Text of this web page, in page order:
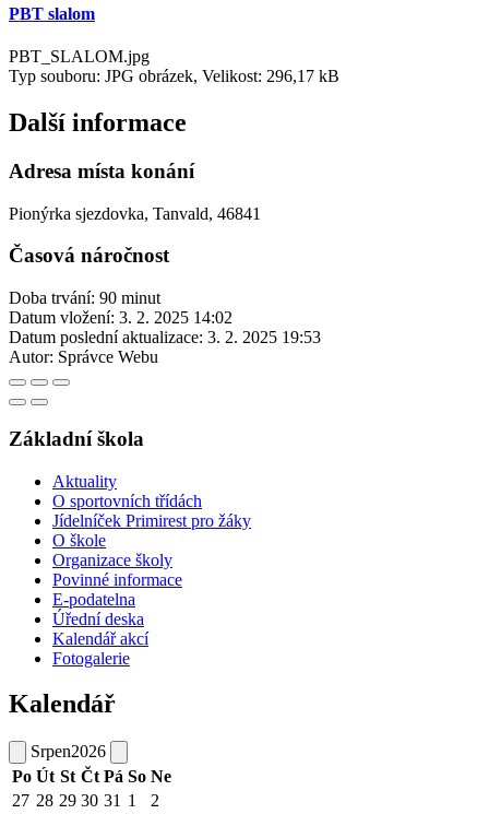
PBT slalom
PBT_SLALOM.jpg
Typ souboru: JPG obrázek, Velikost: 296,17 kB
Další informace
Adresa místa konání
Pionýrka sjezdovka, Tanvald, 46841
Časová náročnost
Doba trvání: 90 minut
Datum vložení: 3. 2. 2025 14:02
Datum poslední aktualizace: 3. 2. 2025 19:53
Autor: Správce Webu
Základní škola
Aktuality
O sportovních třídách
Jídelníček Primirest pro žáky
O škole
Organizace školy
Povinné informace
E-podatelna
Úřední deska
Kalendář akcí
Fotogalerie
Kalendář
Srpen2026
Po Út St Čt Pá So Ne
27 28 29 30 31 1
2